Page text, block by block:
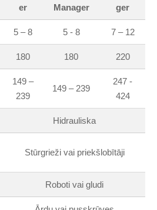
er
Manager
ger
5 – 8 5 - 8 7 – 12
180 180 220
149 –
239
149 – 239
247 -
424
Hidrauliska
Stūrgrieži vai priekšlobītāji
Roboti vai gludi